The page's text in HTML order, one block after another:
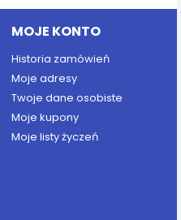
MOJE KONTO
Historia zamówień
Moje adresy
Twoje dane osobiste
Moje kupony
Moje listy życzeń